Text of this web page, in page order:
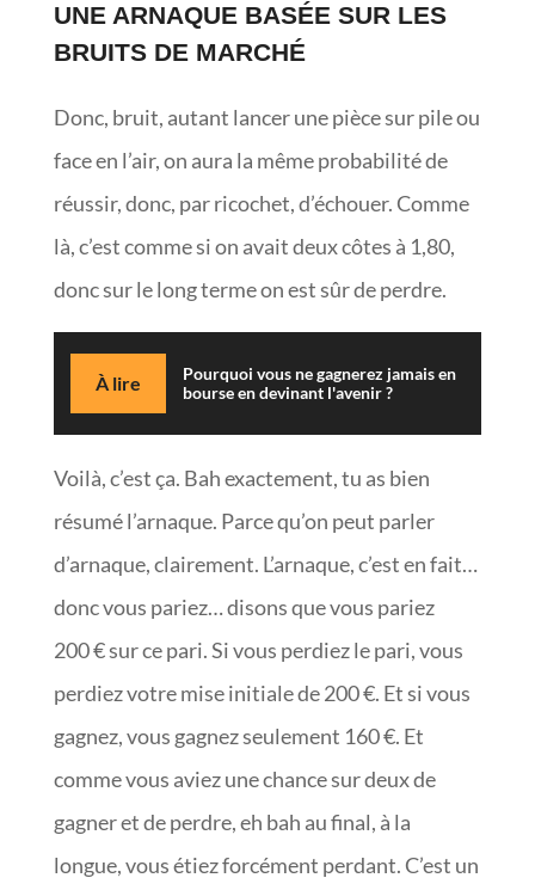
UNE ARNAQUE BASÉE SUR LES
BRUITS DE MARCHÉ
Donc, bruit, autant lancer une pièce sur pile ou
face en l’air, on aura la même probabilité de
réussir, donc, par ricochet, d’échouer. Comme
là, c’est comme si on avait deux côtes à 1,80,
donc sur le long terme on est sûr de perdre.
À lire
Pourquoi vous ne gagnerez jamais en
bourse en devinant l'avenir ?
Voilà, c’est ça. Bah exactement, tu as bien
résumé l’arnaque. Parce qu’on peut parler
d’arnaque, clairement. L’arnaque, c’est en fait…
donc vous pariez… disons que vous pariez
200 € sur ce pari. Si vous perdiez le pari, vous
perdiez votre mise initiale de 200 €. Et si vous
gagnez, vous gagnez seulement 160 €. Et
comme vous aviez une chance sur deux de
gagner et de perdre, eh bah au final, à la
longue, vous étiez forcément perdant. C’est un